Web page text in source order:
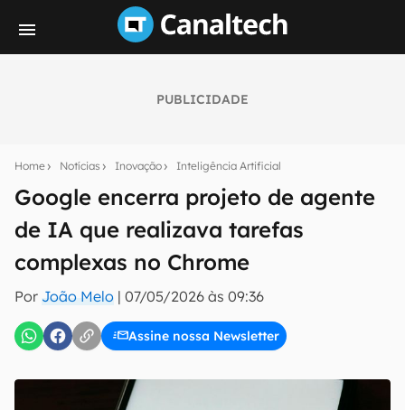
PUBLICIDADE
Home Notícias Inovação Inteligência Artificial
Google encerra projeto de agente
de IA que realizava tarefas
complexas no Chrome
Por João Melo | 07/05/2026 às 09:36
Assine nossa Newsletter
notícias e reviews sobre tecnologia em primeira
E-mail
inscreva-se
Uso e Política de Privacidade do Canaltech.